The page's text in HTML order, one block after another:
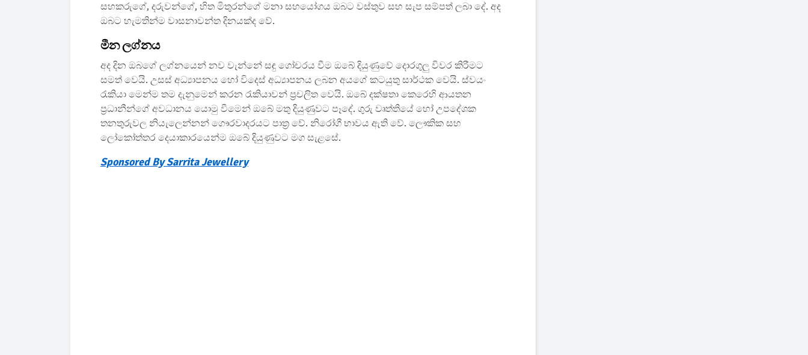
සහකරුගේ, දරුවන්ගේ, හිත මිතුරන්ගේ මනා සහයෝගය ඔබට වස්තුව සහ සැප සම්පත් ලබා දේ. අද
ඔබට හැමතින්ම වාසනාවන්ත දිනයක්ද වේ.
මීන ලග්නය
අද දින ඔබගේ ලග්නයෙන් නව වැන්නේ සඳු ගෝචරය වීම ඔබේ දියුණුවේ දොරගුලු විවර කිරීමට
සමත් වෙයි. උසස් අධ්‍යාපනය හෝ විදෙස් අධ්‍යාපනය ලබන අයගේ කටයුතු සාර්ථක වෙයි. ස්වයං
රැකියා මෙන්ම තම දැනුමෙන් කරන රැකියාවන් ප්‍රචලිත වෙයි. ඔබේ දක්ෂතා කෙරෙහි ආයතන
ප්‍රධානීන්ගේ අවධානය යොමු වීමෙන් ඔබේ මතු දියුණුවට පෑදේ. ගුරු වෘත්තියේ හෝ උපදේශක
තනතුරුවල නියැලෙන්නන් ගෞරවාදරයට පාත්‍ර වේ. නිරෝගී භාවය ඇති වේ. ලෞකික සහ
ලෝකෝත්තර දෙයාකාරයෙන්ම ඔබේ දියුණුවට මග සැළසේ.
Sponsored By Sarrita Jewellery